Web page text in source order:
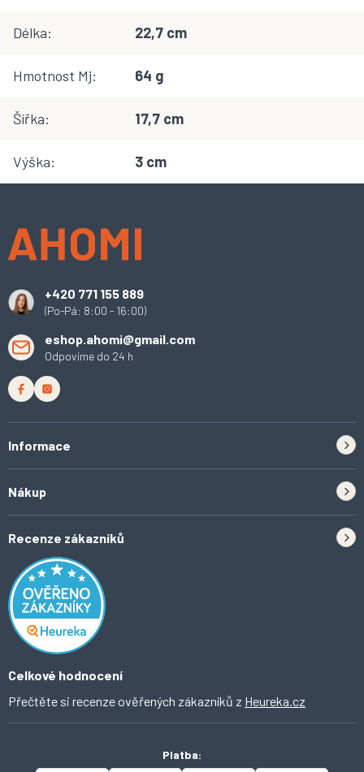
Délka: 22,7 cm
Hmotnost Mj: 64 g
Šířka: 17,7 cm
Výška: 3 cm
+420 771 155 889
(Po-Pá: 8:00 - 16:00)
eshop.ahomi@gmail.com
Odpovíme do 24 h
Informace
Tipy do kuchyně
Inspirace a trendy
Domácí vychytávky
O Ahomi
Nákup
Odstoupení od smlouvy
Obchodní podmínky
Ochrana osobních údajů
Recenze zákazníků
Celkové hodnocení
Přečtěte si recenze ověřených zákazníků z Heureka.cz
Platba: